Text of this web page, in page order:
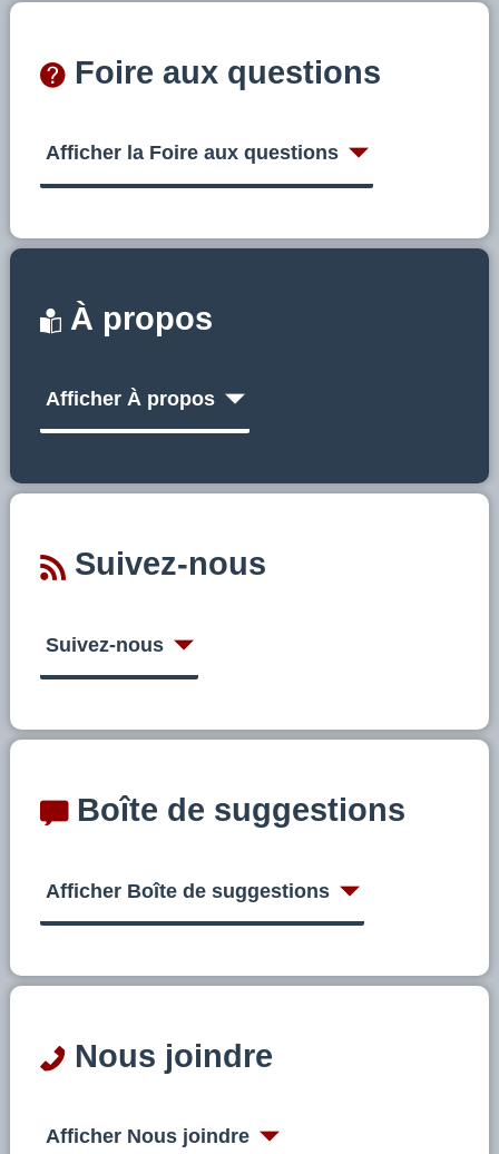
Foire aux questions
Afficher la Foire aux questions
À propos
Afficher À propos
Suivez-nous
Suivez-nous
Boîte de suggestions
Afficher Boîte de suggestions
Nous joindre
Afficher Nous joindre